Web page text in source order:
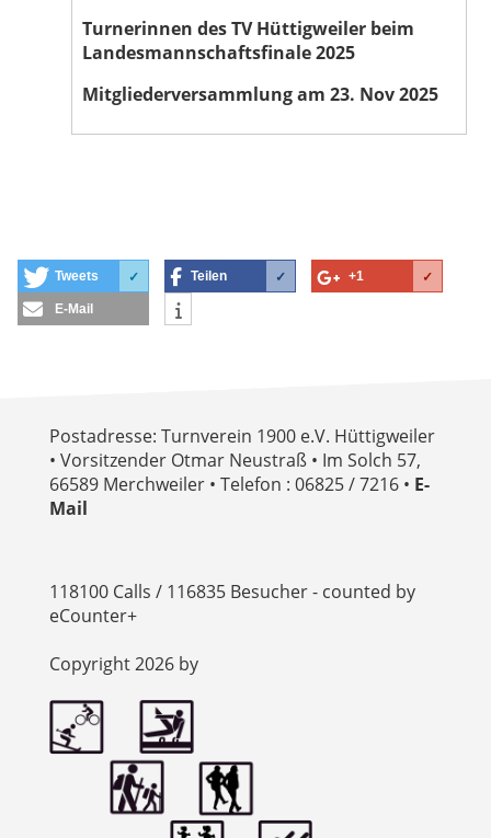
Turnerinnen des TV Hüttigweiler beim
Landesmannschaftsfinale 2025
Mitgliederversammlung am 23. Nov 2025
Tweets ✓ Teilen ✓ +1 ✓
E-Mail
Postadresse: Turnverein 1900 e.V. Hüttigweiler
• Vorsitzender Otmar Neustraß • Im Solch 57,
66589 Merchweiler • Telefon : 06825 / 7216 • E-
Mail
118100 Calls / 116835 Besucher - counted by
eCounter+
Copyright 2026 by